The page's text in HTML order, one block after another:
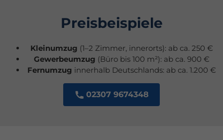
Preisbeispiele
Kleinumzug (1–2 Zimmer, innerorts): ab ca. 250 €
Gewerbeumzug (Büro bis 100 m²): ab ca. 900 €
Fernumzug innerhalb Deutschlands: ab ca. 1.200 €
02307 9674348